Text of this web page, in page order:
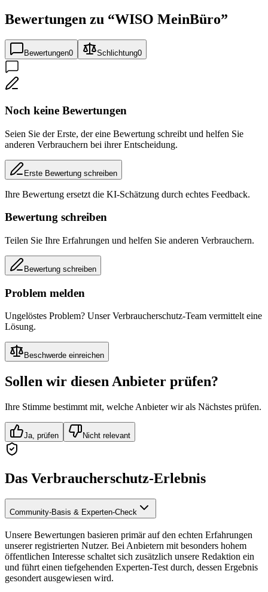
Bewertungen zu “WISO MeinBüro”
Bewertungen0 Schlichtung0
Noch keine Bewertungen
Seien Sie der Erste, der eine Bewertung schreibt und helfen Sie
anderen Verbrauchern bei ihrer Entscheidung.
Erste Bewertung schreiben
Ihre Bewertung ersetzt die KI-Schätzung durch echtes Feedback.
Bewertung schreiben
Teilen Sie Ihre Erfahrungen und helfen Sie anderen Verbrauchern.
Bewertung schreiben
Problem melden
Ungelöstes Problem? Unser Verbraucherschutz-Team vermittelt eine
Lösung.
Beschwerde einreichen
Sollen wir diesen Anbieter prüfen?
Ihre Stimme bestimmt mit, welche Anbieter wir als Nächstes prüfen.
Ja, prüfen Nicht relevant
Das Verbraucherschutz-Erlebnis
Community-Basis & Experten-Check
Unsere Bewertungen basieren primär auf den echten Erfahrungen
unserer registrierten Nutzer. Bei Anbietern mit besonders hohem
öffentlichen Interesse schaltet sich zusätzlich unsere Redaktion ein
und führt einen tiefgehenden Experten-Test durch, dessen Ergebnis
gesondert ausgewiesen wird.